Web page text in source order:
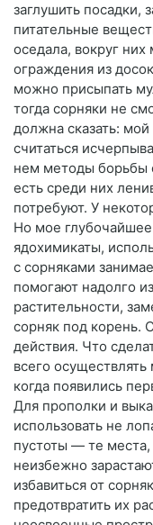
заглушить посадки,
питательные
оседала, вокруг
ограждения из
можно присыпать
тогда сорняки не
должна сказать:
считаться
нем методы борьбы
есть среди них
потребуют. У
Но мое
ядохимикаты,
с сорняками
помогают надолго
растительности,
сорняк под корень.
действия. Что
всего
когда появились
Для прополки и
использовать не
пустоты — те места,
неизбежно
избавиться от
предотвратить их